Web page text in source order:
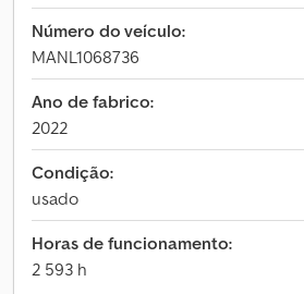
Número do veículo:
MANL1068736
Ano de fabrico:
2022
Condição:
usado
Horas de funcionamento:
2 593 h